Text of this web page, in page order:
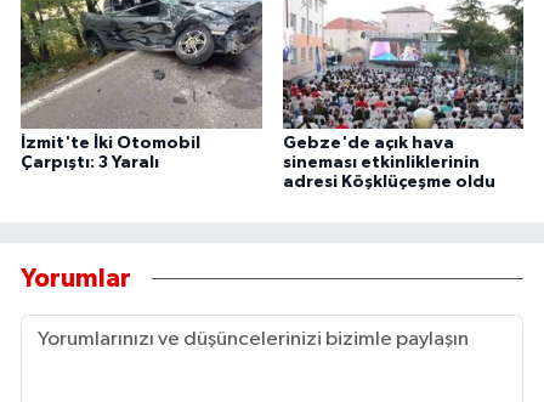
İzmit'te İki Otomobil
Çarpıştı: 3 Yaralı
Gebze'de açık hava
sineması etkinliklerinin
adresi Köşklüçeşme oldu
Yorumlar